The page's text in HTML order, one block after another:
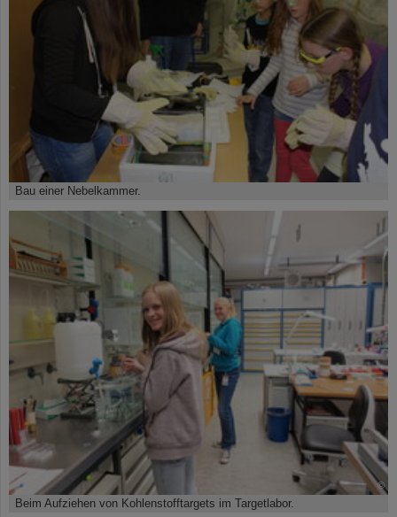
Bau einer Nebelkammer.
©
Beim Aufziehen von Kohlenstofftargets im Targetlabor.